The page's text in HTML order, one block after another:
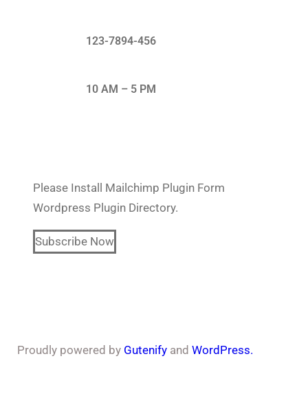
123-7894-456
10 AM – 5 PM
Please Install Mailchimp Plugin Form
Wordpress Plugin Directory.
Subscribe Now
Proudly powered by Gutenify and WordPress.